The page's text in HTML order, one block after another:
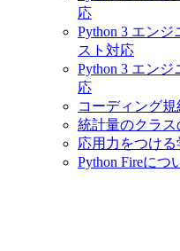
応
Python 3 エン
スト対応
Python 3 エン
応
コーディング規
統計量のクラス
応用力をつけ
Python Fireにつ